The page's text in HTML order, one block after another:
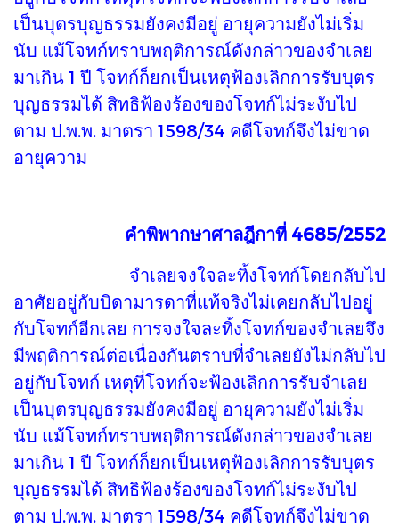
เป็นบุตรบุญธรรมยังคงมีอยู่ อายุความยังไม่เริ่ม
นับ แม้โจทก์ทราบพฤติการณ์ดังกล่าวของจำเลย
มาเกิน 1 ปี โจทก์ก็ยกเป็นเหตุฟ้องเลิกการรับบุตร
บุญธรรมได้ สิทธิฟ้องร้องของโจทก์ไม่ระงับไป
ตาม ป.พ.พ. มาตรา 1598/34 คดีโจทก์จึงไม่ขาด
อายุความ
คำพิพากษาศาลฎีกาที่ 4685/2552
จำเลยจงใจละทิ้งโจทก์โดยกลับไป
อาศัยอยู่กับบิดามารดาที่แท้จริงไม่เคยกลับไปอยู่
กับโจทก์อีกเลย การจงใจละทิ้งโจทก์ของจำเลยจึง
มีพฤติการณ์ต่อเนื่องกันตราบที่จำเลยยังไม่กลับไป
อยู่กับโจทก์ เหตุที่โจทก์จะฟ้องเลิกการรับจำเลย
เป็นบุตรบุญธรรมยังคงมีอยู่ อายุความยังไม่เริ่ม
นับ แม้โจทก์ทราบพฤติการณ์ดังกล่าวของจำเลย
มาเกิน 1 ปี โจทก์ก็ยกเป็นเหตุฟ้องเลิกการรับบุตร
บุญธรรมได้ สิทธิฟ้องร้องของโจทก์ไม่ระงับไป
ตาม ป.พ.พ. มาตรา 1598/34 คดีโจทก์จึงไม่ขาด